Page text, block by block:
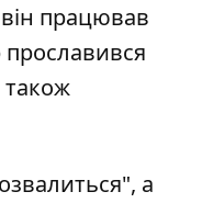
працював
прославився
також
а